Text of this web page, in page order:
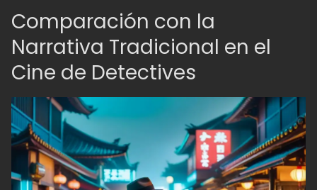
Comparación con la
Narrativa Tradicional en el
Cine de Detectives